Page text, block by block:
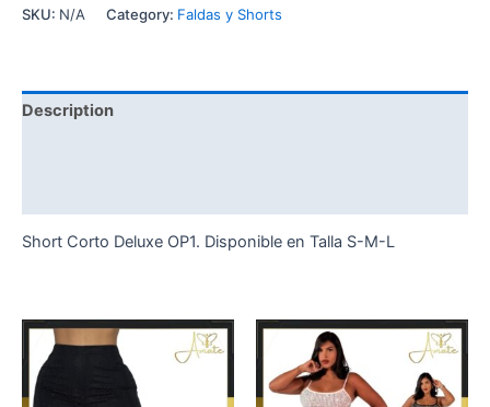
SKU: N/A Category: Faldas y Shorts
Description
Short Corto Deluxe OP1. Disponible en Talla S-M-L